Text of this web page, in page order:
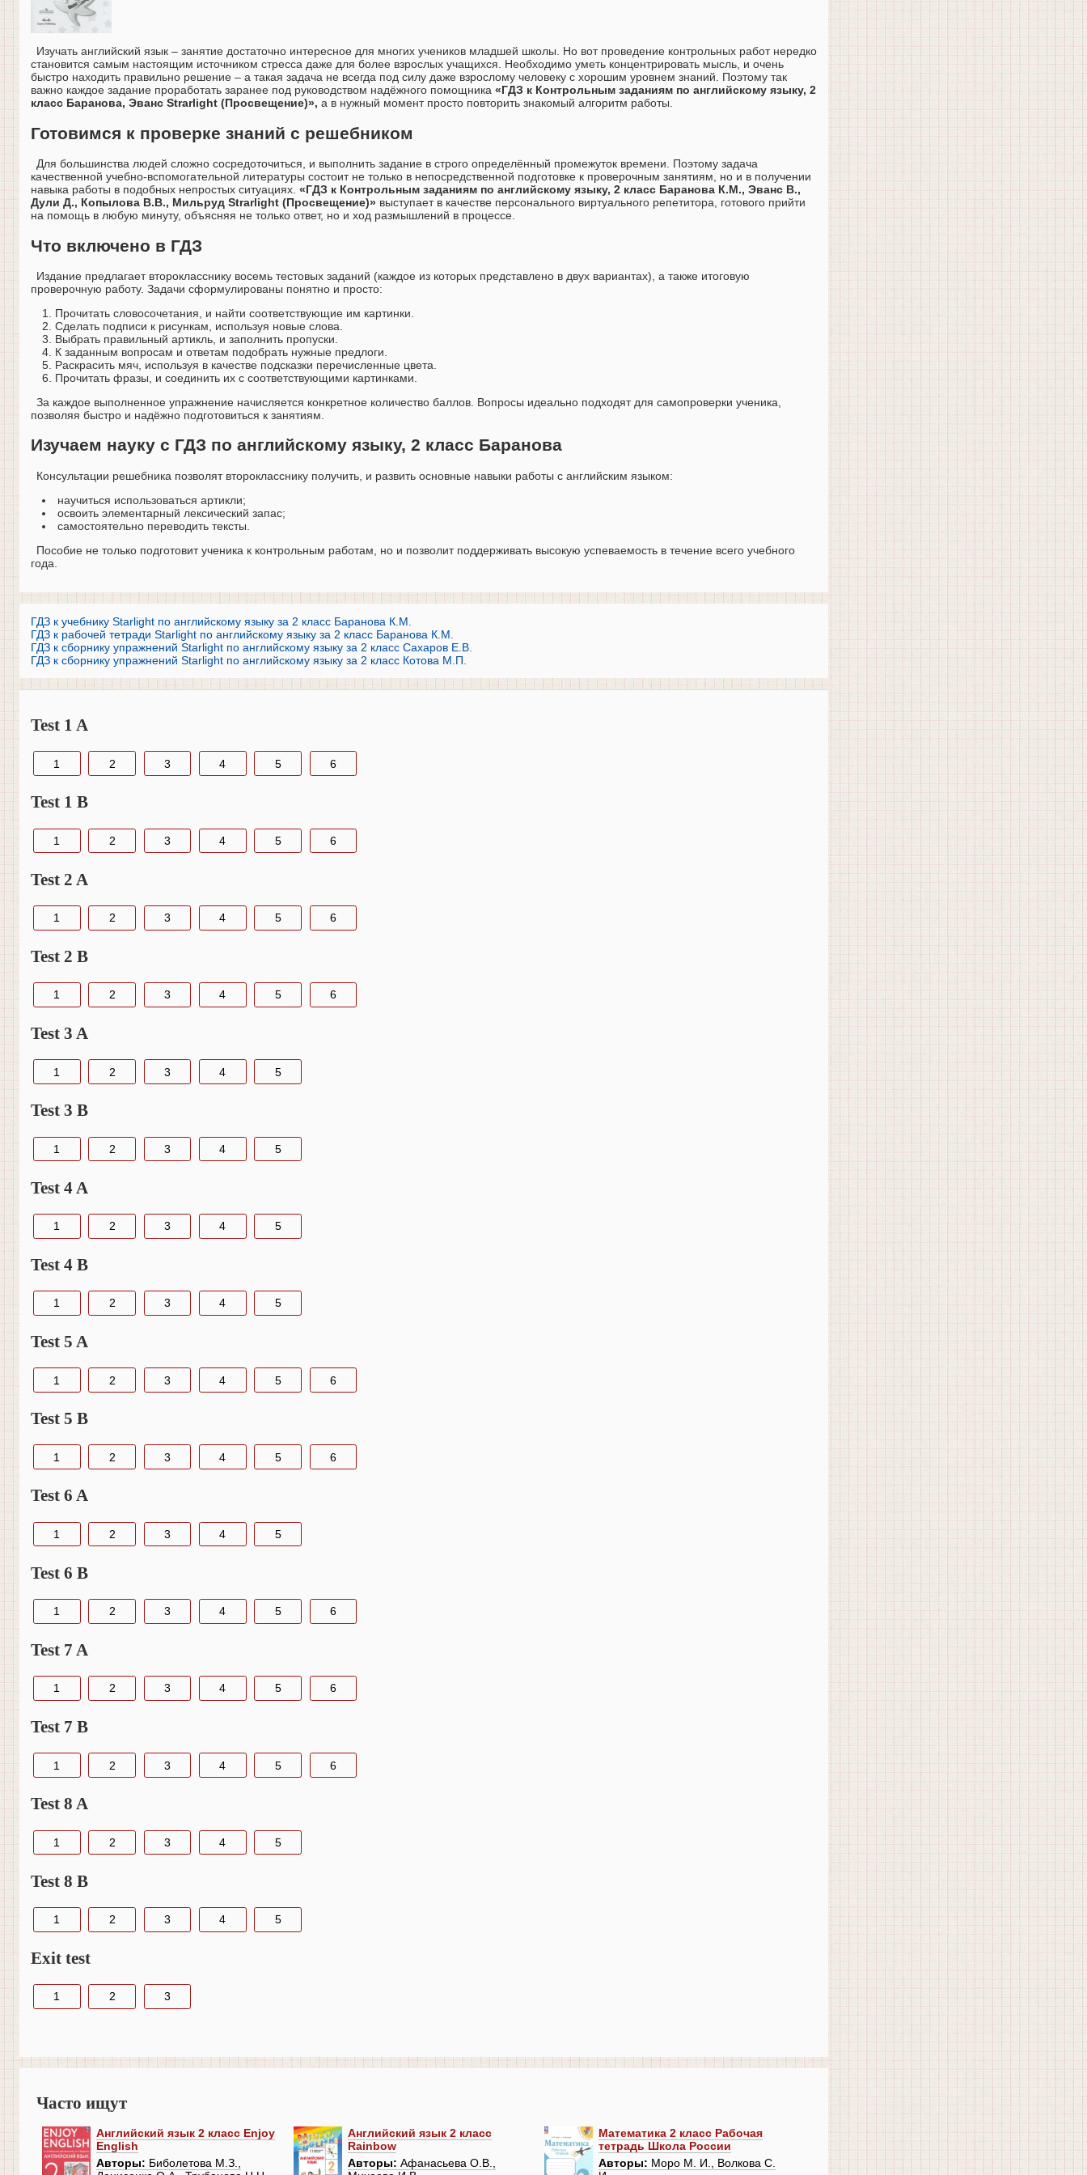
Изучать английский язык – занятие достаточно интересное для многих учеников младшей школы. Но вот проведение контрольных работ нередко
становится самым настоящим источником стресса даже для более взрослых учащихся. Необходимо уметь концентрировать мысль, и очень
быстро находить правильно решение – а такая задача не всегда под силу даже взрослому человеку с хорошим уровнем знаний. Поэтому так
важно каждое задание проработать заранее под руководством надёжного помощника «ГДЗ к Контрольным заданиям по английскому языку, 2
класс Баранова, Эванс Strarlight (Просвещение)», а в нужный момент просто повторить знакомый алгоритм работы.
Готовимся к проверке знаний с решебником
Для большинства людей сложно сосредоточиться, и выполнить задание в строго определённый промежуток времени. Поэтому задача
качественной учебно-вспомогательной литературы состоит не только в непосредственной подготовке к проверочным занятиям, но и в получении
навыка работы в подобных непростых ситуациях. «ГДЗ к Контрольным заданиям по английскому языку, 2 класс Баранова К.М., Эванс В.,
Дули Д., Копылова В.В., Мильруд Strarlight (Просвещение)» выступает в качестве персонального виртуального репетитора, готового прийти
на помощь в любую минуту, объясняя не только ответ, но и ход размышлений в процессе.
Что включено в ГДЗ
Издание предлагает второкласснику восемь тестовых заданий (каждое из которых представлено в двух вариантах), а также итоговую
проверочную работу. Задачи сформулированы понятно и просто:
Прочитать словосочетания, и найти соответствующие им картинки.
Сделать подписи к рисункам, используя новые слова.
Выбрать правильный артикль, и заполнить пропуски.
К заданным вопросам и ответам подобрать нужные предлоги.
Раскрасить мяч, используя в качестве подсказки перечисленные цвета.
Прочитать фразы, и соединить их с соответствующими картинками.
За каждое выполненное упражнение начисляется конкретное количество баллов. Вопросы идеально подходят для самопроверки ученика,
позволяя быстро и надёжно подготовиться к занятиям.
Изучаем науку с ГДЗ по английскому языку, 2 класс Баранова
Консультации решебника позволят второкласснику получить, и развить основные навыки работы с английским языком:
научиться использоваться артикли;
освоить элементарный лексический запас;
самостоятельно переводить тексты.
Пособие не только подготовит ученика к контрольным работам, но и позволит поддерживать высокую успеваемость в течение всего учебного
года.
ГДЗ к учебнику Starlight по английскому языку за 2 класс Баранова К.М.
ГДЗ к рабочей тетради Starlight по английскому языку за 2 класс Баранова К.М.
ГДЗ к сборнику упражнений Starlight по английскому языку за 2 класс Сахаров Е.В.
ГДЗ к сборнику упражнений Starlight по английскому языку за 2 класс Котова М.П.
Test 1 A
1 2 3 4 5 6
Test 1 B
1 2 3 4 5 6
Test 2 A
1 2 3 4 5 6
Test 2 B
1 2 3 4 5 6
Test 3 A
1 2 3 4 5
Test 3 B
1 2 3 4 5
Test 4 A
1 2 3 4 5
Test 4 B
1 2 3 4 5
Test 5 A
1 2 3 4 5 6
Test 5 B
1 2 3 4 5 6
Test 6 A
1 2 3 4 5
Test 6 B
1 2 3 4 5 6
Test 7 A
1 2 3 4 5 6
Test 7 B
1 2 3 4 5 6
Test 8 A
1 2 3 4 5
Test 8 B
1 2 3 4 5
Exit test
1 2 3
Часто ищут
Английский язык 2 класс Enjoy
English
Авторы: Биболетова М.З.,
Английский язык 2 класс
Rainbow
Авторы: Афанасьева О.В.,
Математика 2 класс Рабочая
тетрадь Школа России
Авторы: Моро М. И., Волкова С.